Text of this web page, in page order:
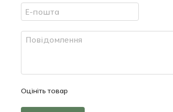
Оцініть товар